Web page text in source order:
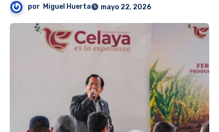
por Miguel Huerta mayo 22, 2026